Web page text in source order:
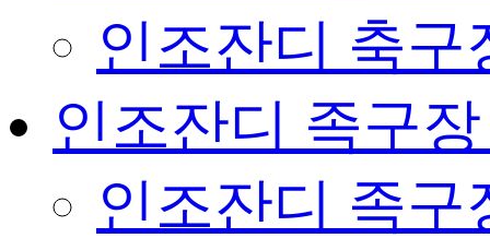
인조잔디 축구
인조잔디 족구
인조잔디 족구